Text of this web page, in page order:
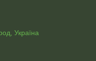
Україна